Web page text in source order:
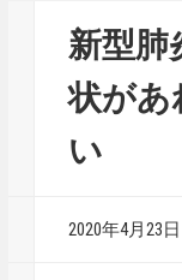
新型肺
状があ
い
2020年4月23日